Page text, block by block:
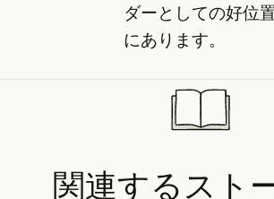
ダーとしての好位
にあります。
関連するスト